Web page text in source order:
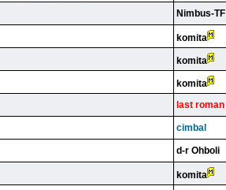
Nimbus-TF
komita
komita
komita
last roman
cimbal
d-r Ohboli
komita